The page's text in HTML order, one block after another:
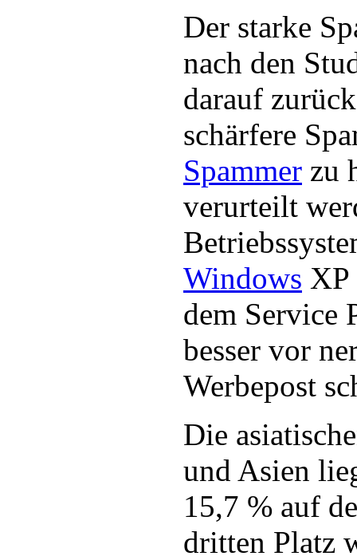
Der starke
nach den
darauf
schärfere
Spammer zu
verurteilt
Windows XP
dem Service
besser vor
Werbepost
Die
und Asien
15,7 % auf
dritten Platz